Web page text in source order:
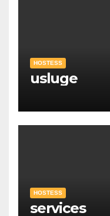
HOSTESS
usluge
HOSTESS
services